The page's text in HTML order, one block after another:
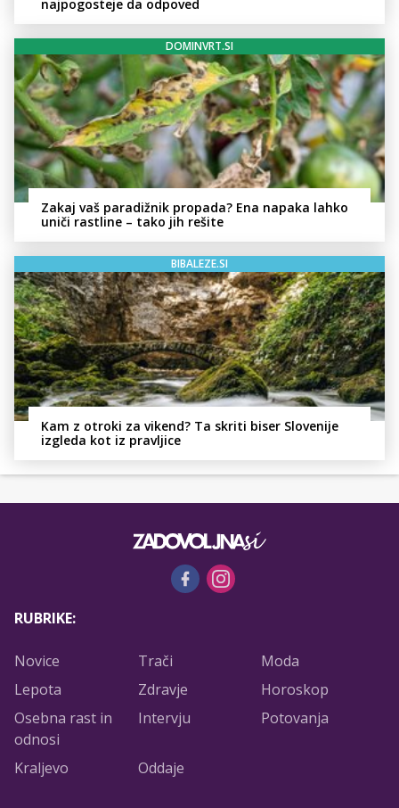
najpogosteje da odpoved
DOMINVRT.SI
Zakaj vaš paradižnik propada? Ena napaka lahko
uniči rastline – tako jih rešite
BIBALEZE.SI
Kam z otroki za vikend? Ta skriti biser Slovenije
izgleda kot iz pravljice
RUBRIKE:
Novice Trači
Moda
Lepota
Zdravje
Horoskop
Osebna rast in
odnosi
Intervju Potovanja
Kraljevo Oddaje